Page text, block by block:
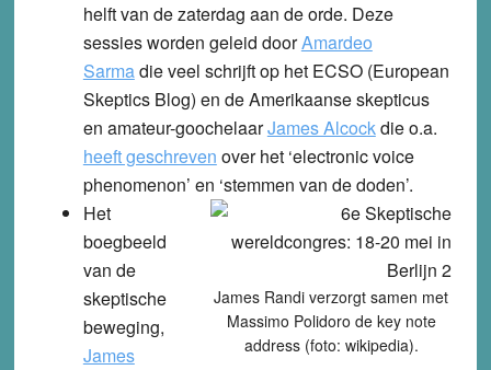
helft van de zaterdag aan de orde. Deze
sessies worden geleid doorAmardeo
Sarmadie veel schrijft op het ECSO (European
Skeptics Blog) en de Amerikaanse skepticus
en amateur-goochelaarJames Alcockdie o.a.
heeft geschreven over het ‘electronic voice
phenomenon’ en ‘stemmen van de doden’.
James Randi verzorgt samen met
Massimo Polidoro de key note
address (foto: wikipedia).
Het
boegbeeld
van de
skeptische
beweging,
James